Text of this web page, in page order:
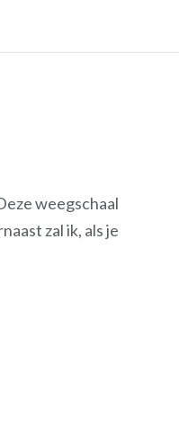
weegschaal
zal ik, als je